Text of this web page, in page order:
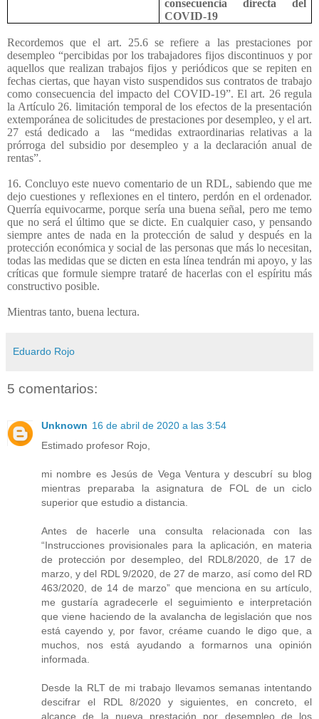
consecuencia directa del
COVID-19
Recordemos que el art. 25.6 se refiere a las prestaciones por
desempleo “percibidas por los trabajadores fijos discontinuos y por
aquellos que realizan trabajos fijos y periódicos que se repiten en
fechas ciertas, que hayan visto suspendidos sus contratos de trabajo
como consecuencia del impacto del COVID-19”. El art. 26 regula
la Artículo 26. limitación temporal de los efectos de la presentación
extemporánea de solicitudes de prestaciones por desempleo, y el art.
27 está dedicado a
las “medidas extraordinarias relativas a la
prórroga del subsidio por desempleo y a la declaración anual de
rentas”.
16. Concluyo este nuevo comentario de un RDL, sabiendo que me
dejo cuestiones y reflexiones en el tintero, perdón en el ordenador.
Querría equivocarme, porque sería una buena señal, pero me temo
que no será el último que se dicte. En cualquier caso, y pensando
siempre antes de nada en la protección de salud y después en la
protección económica y social de las personas que más lo necesitan,
todas las medidas que se dicten en esta línea tendrán mi apoyo, y las
críticas que formule siempre trataré de hacerlas con el espíritu más
constructivo posible.
Mientras tanto, buena lectura.
Eduardo Rojo
5 comentarios:
Unknown 16 de abril de 2020 a las 3:54
Estimado profesor Rojo,
mi nombre es Jesús de Vega Ventura y descubrí su blog
mientras preparaba la asignatura de FOL de un ciclo
superior que estudio a distancia.
Antes de hacerle una consulta relacionada con las
“Instrucciones provisionales para la aplicación, en materia
de protección por desempleo, del RDL8/2020, de 17 de
marzo, y del RDL 9/2020, de 27 de marzo, así como del RD
463/2020, de 14 de marzo” que menciona en su artículo,
me gustaría agradecerle el seguimiento e interpretación
que viene haciendo de la avalancha de legislación que nos
está cayendo y, por favor, créame cuando le digo que, a
muchos, nos está ayudando a formarnos una opinión
informada.
Desde la RLT de mi trabajo llevamos semanas intentando
descifrar el RDL 8/2020 y siguientes, en concreto, el
alcance de la nueva prestación por desempleo de los